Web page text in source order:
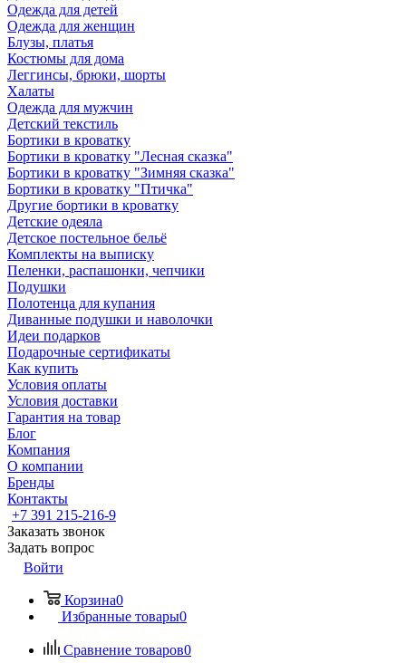
Одежда для детей
Одежда для женщин
Блузы, платья
Костюмы для дома
Леггинсы, брюки, шорты
Халаты
Одежда для мужчин
Детский текстиль
Бортики в кроватку
Бортики в кроватку "Лесная сказка"
Бортики в кроватку "Зимняя сказка"
Бортики в кроватку "Птичка"
Другие бортики в кроватку
Детские одеяла
Детское постельное бельё
Комплекты на выписку
Пеленки, распашонки, чепчики
Подушки
Полотенца для купания
Диванные подушки и наволочки
Идеи подарков
Подарочные сертификаты
Как купить
Условия оплаты
Условия доставки
Гарантия на товар
Блог
Компания
О компании
Бренды
Контакты
+7 391 215-216-9
Заказать звонок
Задать вопрос
Войти
Корзина0
Избранные товары0
Сравнение товаров0